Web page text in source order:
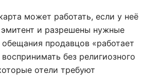
может работать, если у неё
и разрешены нужные
продавцов «работает
без религиозного
отели требуют